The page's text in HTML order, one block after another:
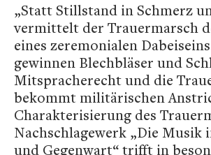
„Statt Stillstand in Schmerz
vermittelt der Trauermarsch
eines zeremonialen
gewinnen Blechbläser und
Mitspracherecht und die
bekommt militärischen
Charakterisierung des
Nachschlagewerk „Die Musik
und Gegenwart“ trifft in